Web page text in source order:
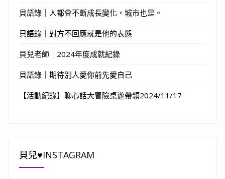
貝語錄｜人都會不斷成長變化，城市也是。
貝語錄｜對方不回應就是他的表態
貝兒老師｜2024年度成就紀錄
貝語錄｜期待別人愛你前先愛自己
【活動紀錄】聊心話大冒險桌遊帶領2024/11/17
貝兒♥INSTAGRAM